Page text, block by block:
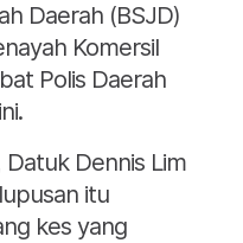
Daerah (BSJD)
Komersil
Polis Daerah
Datuk Dennis Lim
itu
kes yang